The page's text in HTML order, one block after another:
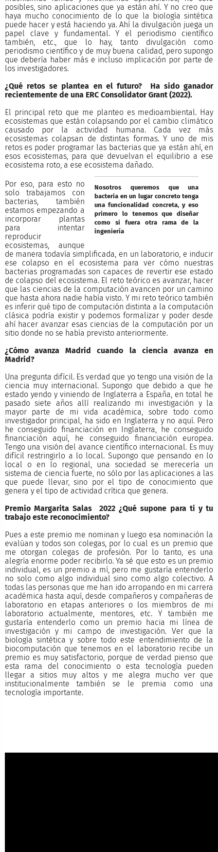
posibles, sino aplicaciones que ya están ahí. Y no creo que
haya mucho conocimiento de lo que la biología sintética
puede hacer y está haciendo ya. Ahí la divulgación juega un
papel clave y fundamental. Y el periodismo científico
también, etc., que lo hay, tanto divulgación como
periodismo científico y de muy buena calidad, pero supongo
que debería haber más e incluso implicación por parte de
los investigadores.
¿Qué retos se plantea en el futuro? Ha sido ganador
recientemente de una ERC Consolidator Grant (2022).
El principal reto que me planteo es medioambiental. Hay
ecosistemas que están colapsando por el cambio climático
causado por la actividad humana. Cada vez más
ecosistemas colapsan de distintas formas. Y uno de mis
retos es poder programar las bacterias que ya están ahí, en
esos ecosistemas, para que devuelvan el equilibrio a ese
ecosistema roto, a ese ecosistema dañado.
Nosotros queremos que una
bacteria en un lugar concreto tenga
una funcionalidad concreta, y eso
primero lo tenemos que diseñar
como si fuera otra rama de la
ingeniería
Por eso, para esto no
solo trabajamos con
bacterias, también
estamos empezando a
incorporar plantas
para intentar
reproducir
ecosistemas, aunque
de manera todavía simplificada, en un laboratorio, e inducir
ese colapso en el ecosistema para ver cómo nuestras
bacterias programadas son capaces de revertir ese estado
de colapso del ecosistema. El reto teórico es avanzar, hacer
que las ciencias de la computación avancen por un camino
que hasta ahora nadie había visto. Y mi reto teórico también
es inferir qué tipo de computación distinta a la computación
clásica podría existir y podemos formalizar y poder desde
ahí hacer avanzar esas ciencias de la computación por un
sitio donde no se había previsto anteriormente.
¿Cómo avanza Madrid cuando la ciencia avanza en
Madrid?
Una pregunta difícil. Es verdad que yo tengo una visión de la
ciencia muy internacional. Supongo que debido a que he
estado yendo y viniendo de Inglaterra a España, en total he
pasado siete años allí realizando mi investigación y la
mayor parte de mi vida académica, sobre todo como
investigador principal, ha sido en Inglaterra y no aquí. Pero
he conseguido financiación en Inglaterra, he conseguido
financiación aquí, he conseguido financiación europea.
Tengo una visión del avance científico internacional. Es muy
difícil restringirlo a lo local. Supongo que pensando en lo
local o en lo regional, una sociedad se merecería un
sistema de ciencia fuerte, no sólo por las aplicaciones a las
que puede llevar, sino por el tipo de conocimiento que
genera y el tipo de actividad crítica que genera.
Premio Margarita Salas 2022 ¿Qué supone para ti y tu
trabajo este reconocimiento?
Pues a este premio me nominan y luego esa nominación la
evalúan y todos son colegas, por lo cual es un premio que
me otorgan colegas de profesión. Por lo tanto, es una
alegría enorme poder recibirlo. Ya sé que esto es un premio
individual, es un premio a mí, pero me gustaría entenderlo
no solo como algo individual sino como algo colectivo. A
todas las personas que me han ido arropando en mi carrera
académica hasta aquí, desde compañeros y compañeras de
laboratorio en etapas anteriores o los miembros de mi
laboratorio actualmente, mentores, etc. Y también me
gustaría entenderlo como un premio hacia mi línea de
investigación y mi campo de investigación. Ver que la
biología sintética y sobre todo este entendimiento de la
biocomputación que tenemos en el laboratorio recibe un
premio es muy satisfactorio, porque de verdad pienso que
esta rama del conocimiento o esta tecnología pueden
llegar a sitios muy altos y me alegra mucho ver que
institucionalmente también se le premia como una
tecnología importante.